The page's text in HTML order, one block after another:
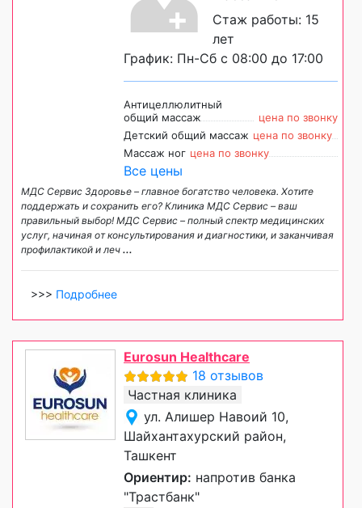
Стаж работы: 15
лет
График: Пн-Сб с 08:00 до 17:00
Антицеллюлитный
общий массаж
цена по звонку
Детский общий массаж цена по звонку
Массаж ног цена по звонку
Все цены
МДС Сервис Здоровье – главное богатство человека. Хотите
поддержать и сохранить его? Клиника МДС Сервис – ваш
правильный выбор! МДС Сервис – полный спектр медицинских
услуг, начиная от консультирования и диагностики, и заканчивая
профилактикой и леч ...
>>> Подробнее
Eurosun Healthcare
18 отзывов
Частная клиника
ул. Алишер Навоий 10,
Шайхантахурский район,
Ташкент
Ориентир: напротив банка
"Трастбанк"